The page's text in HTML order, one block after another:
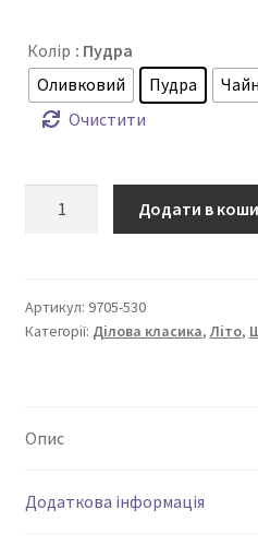
Колір : Пудра
Оливковий
Пудра
Очистити
530
кількість
Додати в
Артикул: 9705-530
Категорії: Ділова класика,Літо,
Опис
Додаткова інформація